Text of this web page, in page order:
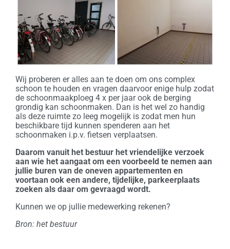
Wij proberen er alles aan te doen om ons complex
schoon te houden en vragen daarvoor enige hulp zodat
de schoonmaakploeg 4 x per jaar ook de berging
grondig kan schoonmaken. Dan is het wel zo handig
als deze ruimte zo leeg mogelijk is zodat men hun
beschikbare tijd kunnen spenderen aan het
schoonmaken i.p.v. fietsen verplaatsen.
Daarom vanuit het bestuur het vriendelijke verzoek
aan wie het aangaat om een voorbeeld te nemen aan
jullie buren van de oneven appartementen en
voortaan ook een andere, tijdelijke, parkeerplaats
zoeken als daar om gevraagd wordt.
Kunnen we op jullie medewerking rekenen?
Bron: het bestuur